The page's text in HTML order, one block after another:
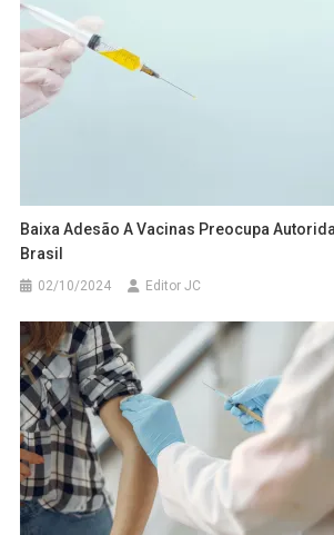
Baixa Adesão A Vacinas Preocupa
Brasil
02/10/2024 Editor JC